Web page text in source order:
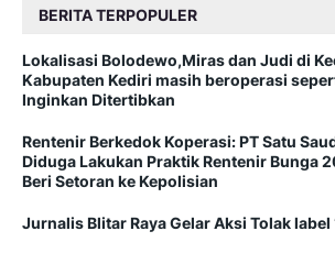
BERITA TERPOPULER
Lokalisasi Bolodewo,Miras dan Judi di
Kabupaten Kediri masih beroperasi
Inginkan Ditertibkan
Rentenir Berkedok Koperasi: PT Satu
Diduga Lakukan Praktik Rentenir Bunga
Beri Setoran ke Kepolisian
Jurnalis Blitar Raya Gelar Aksi Tolak label